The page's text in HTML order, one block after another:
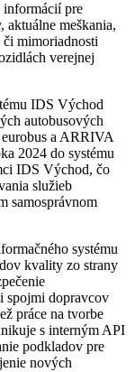
informácií pre
aktuálne meškania,
mimoriadnosti
verejnej
IDS Východ
autobusových
a ARRIVA
2024 do systému
IDS Východ, čo
služieb
samosprávnom
systému
kvality zo strany
spojmi dopravcov
práce na tvorbe
s interným API
podkladov pre
nových